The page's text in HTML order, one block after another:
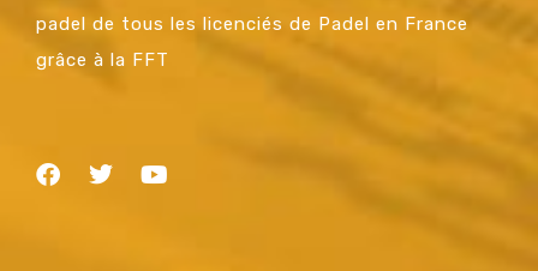
padel de tous les licenciés de Padel en France
grâce à la FFT